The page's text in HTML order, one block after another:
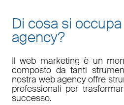
Di cosa si
agency?
Ilweb marketing è un
composto da tanti
nostra web agencyoffre
professionali per
successo.